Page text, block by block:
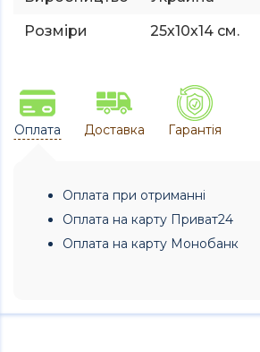
Розміри
25х10х14 см.
Оплата Доставка Гарантія
Оплата при отриманні
Оплата на карту Приват24
Оплата на карту Монобанк